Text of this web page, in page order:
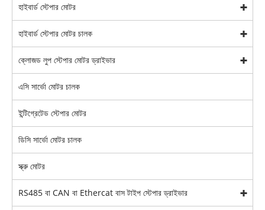
হাইবার্ড স্টেপার মোটর
হাইবার্ড স্টেপার মোটর চালক
ক্লোজড লুপ স্টেপার মোটর ড্রাইভার
এসি সার্ভো মোটর চালক
ইন্টিগ্রেটেড স্টেপার মোটর
ডিসি সার্ভো মোটর চালক
স্ক্রু মোটর
RS485 বা CAN বা Ethercat বাস টাইপ স্টেপার ড্রাইভার